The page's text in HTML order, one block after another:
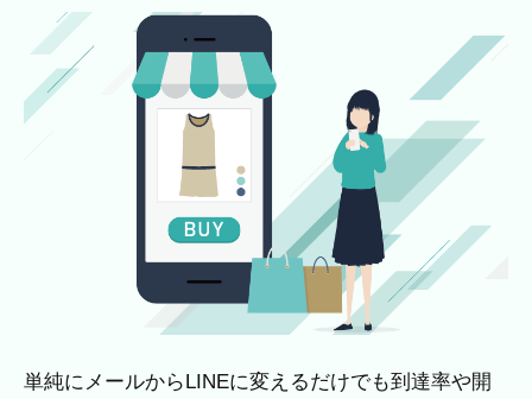
単純にメールからLINEに変えるだけでも到達率や開